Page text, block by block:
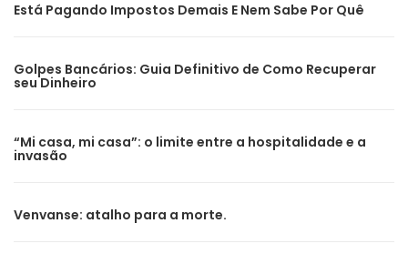
Está Pagando Impostos Demais E Nem Sabe Por Quê
Golpes Bancários: Guia Definitivo de Como Recuperar
seu Dinheiro
“Mi casa, mi casa”: o limite entre a hospitalidade e a
invasão
Venvanse: atalho para a morte.